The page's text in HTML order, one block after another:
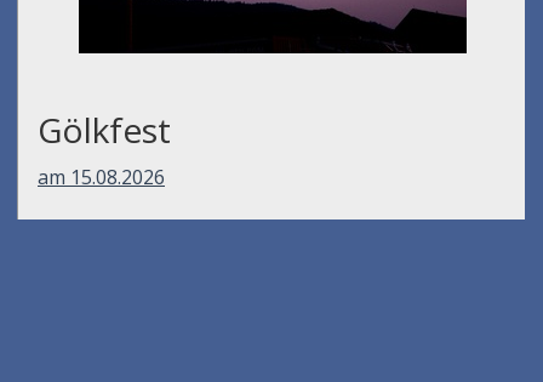
Gölkfest
am 15.08.2026